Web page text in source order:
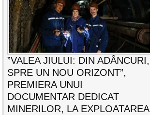
”VALEA JIULUI: DIN ADÂNCURI,
SPRE UN NOU ORIZONT”,
PREMIERA UNUI
DOCUMENTAR DEDICAT
MINERILOR, LA EXPLOATAREA